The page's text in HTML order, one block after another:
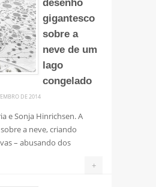
desenho
gigantesco
sobre a
neve de um
lago
congelado
DE 2014
e Sonja Hinrichsen. A
a neve, criando
– abusando dos
+